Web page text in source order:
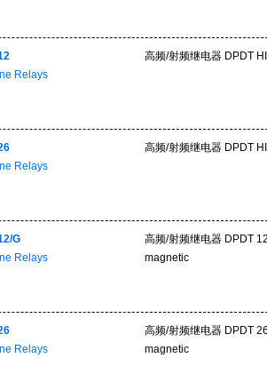
Relays
高频/射频继电器 DPDT
Relays
高频/射频继电器 DPDT
G
Relays
高频/射频继电器 DPDT
magnetic
Relays
高频/射频继电器 DPDT
magnetic